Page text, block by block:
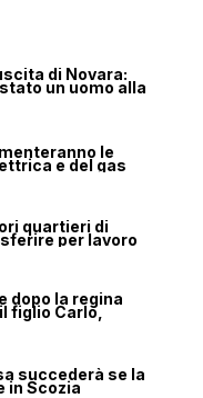
di Novara:
un uomo alla
le
e del gas
quartieri di
per lavoro
dopo la regina
figlio Carlo,
succederà se la
in Scozia